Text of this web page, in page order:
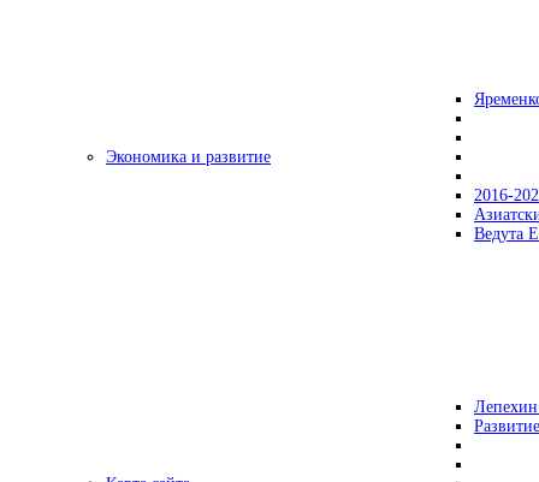
Экономика и развитие
2016-
Ведута